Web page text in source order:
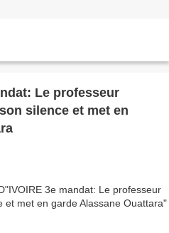
Le professeur
silence et met en